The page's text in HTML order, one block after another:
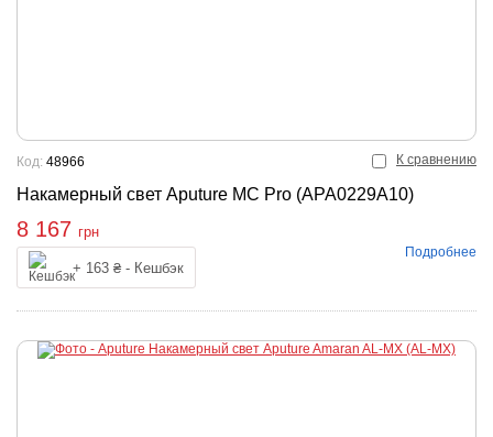
К сравнению
Накамерный свет Aputure MC Pro (APA0229A10)
Код: 48966
8 167 грн
+ 163 ₴ - Кешбэк
Подробнее